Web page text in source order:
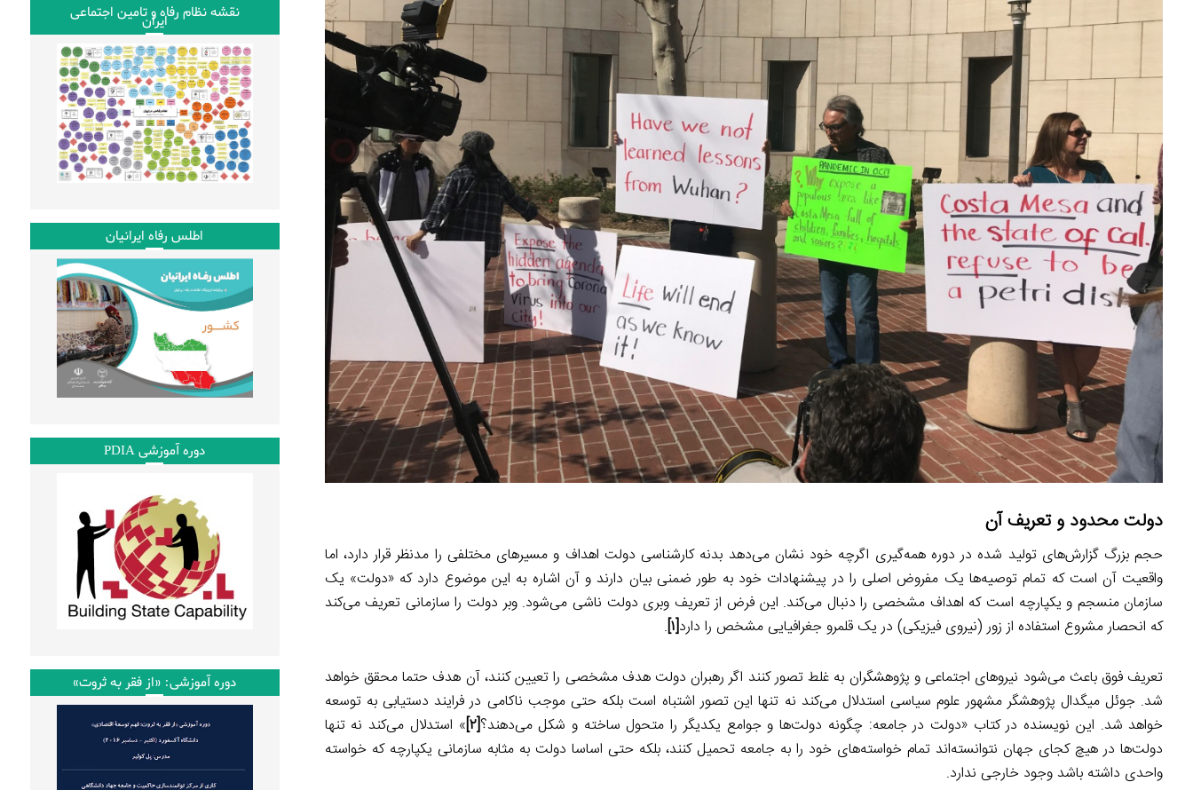
i
n
k
e
I
n
e
g
r
a
t
دولت محدود و تعریف آن
حجم بزرگ گزارش‌های تولید شده در دوره همه‌گیری اگرچه خود نشان می‌دهد بدنه کارشناسی دولت اهداف و مسیرهای مختلفی را مدنظر قرار دارد، اما
واقعیت آن است که تمام توصیه‌ها یک مفروض اصلی را در پیشنهادات خود به طور ضمنی بیان دارند و آن اشاره به این موضوع دارد که «دولت» یک
سازمان منسجم و یکپارچه است که اهداف مشخصی را دنبال می‌کند. این فرض از تعریف وبری دولت ناشی می‌شود. وبر دولت را سازمانی تعریف می‌کند
که انحصار مشروع استفاده از زور (نیروی فیزیکی) در یک قلمرو جغرافیایی مشخص را دارد[۱] .
تعریف فوق باعث می‌شود نیروهای اجتماعی و پژوهشگران به غلط تصور کنند اگر رهبران دولت هدف مشخصی را تعیین کنند، آن هدف حتما محقق خواهد
شد. جوئل میگدال پژوهشگر مشهور علوم سیاسی استدلال می‌کند نه تنها این تصور اشتباه است بلکه حتی موجب ناکامی در فرایند دستیابی به توسعه
خواهد شد. این نویسنده در کتاب «دولت در جامعه: چگونه دولت‌ها و جوامع یکدیگر را متحول ساخته و شکل می‌دهند؟[۲] » استدلال می‌کند نه تنها
دولت‌ها در هیچ کجای جهان نتوانسته‌اند تمام خواسته‌های خود را به جامعه تحمیل کنند، بلکه حتی اساسا دولت به مثابه سازمانی یکپارچه که خواسته
واحدی داشته باشد وجود خارجی ندارد.
نقشه نظام رفاه و تامین اجتماعی
ایران
اطلس رفاه ایرانیان
دوره آموزشی PDIA
دوره آموزشی: «از فقر به ثروت»